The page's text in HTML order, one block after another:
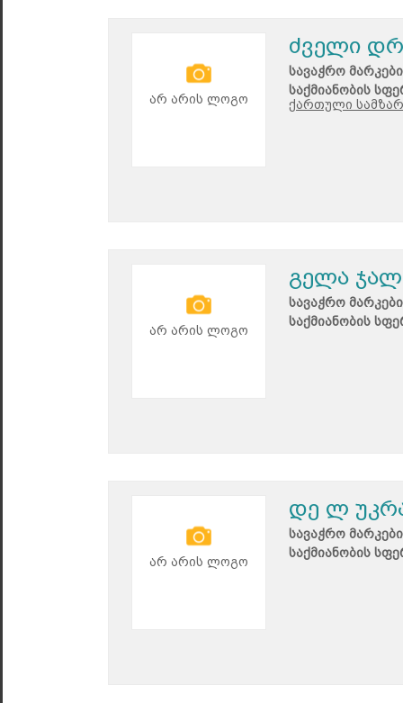
არ არის ლოგო
ძველი
სავაჭრო
საქმიანობის
ქართული
არ არის ლოგო
გელა
სავაჭრო
საქმიანობის
არ არის ლოგო
დე ლ
სავაჭრო
საქმიანობის